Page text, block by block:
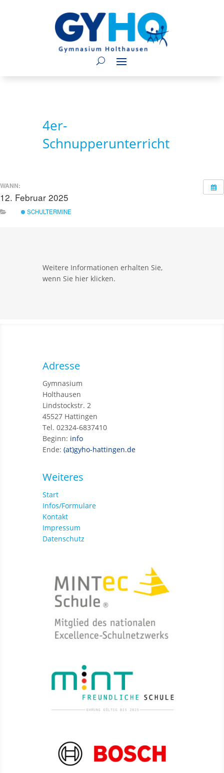
4er-
Schnupperunterricht
WANN:
12. Februar 2025
SCHULTERMINE
Weitere Informationen erhalten Sie,
wenn Sie hier klicken.
Adresse
Gymnasium
Holthausen
Lindstockstr. 2
45527 Hattingen
Tel. 02324-6837410
Beginn: info
Ende: (at)gyho-hattingen.de
Weiteres
Start
Infos/Formulare
Kontakt
Impressum
Datenschutz